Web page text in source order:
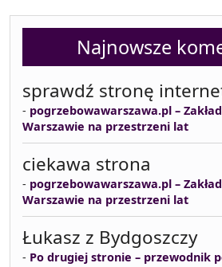
Najnowsze
sprawdź stronę
- pogrzebowawarszawa.pl –
Warszawie na przestrzeni lat
ciekawa strona
- pogrzebowawarszawa.pl –
Warszawie na przestrzeni lat
Łukasz z Bydgoszczy
- Po drugiej stronie – przewodnik